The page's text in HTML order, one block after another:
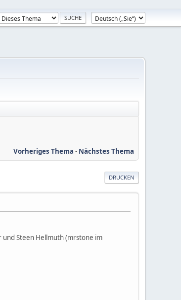
Vorheriges Thema - Nächstes Thema
DRUCKEN
und Steen Hellmuth (mrstone im